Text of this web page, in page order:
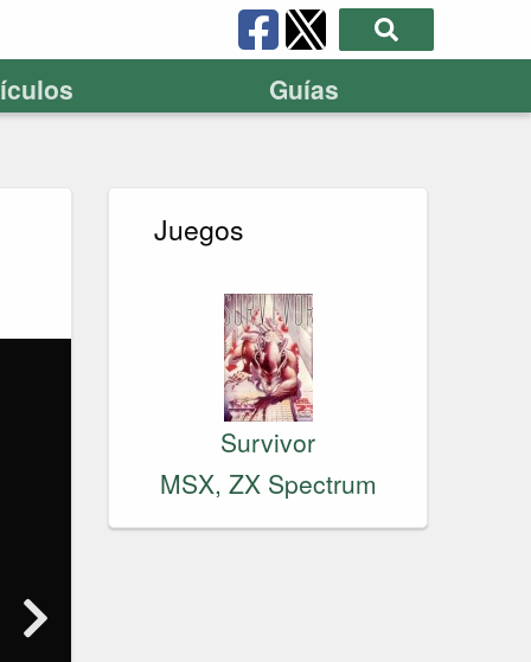
Guías
Juegos
Survivor
MSX, ZX Spectrum